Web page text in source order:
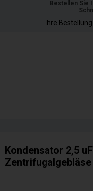
Bestellen Sie
Ihre
Kondensator 2,5
Zentrifugalgebläse